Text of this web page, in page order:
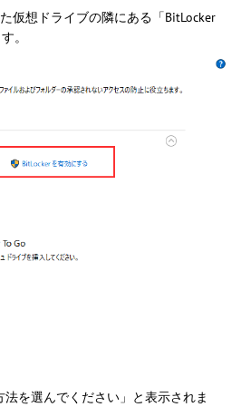
仮想ドライブの隣にある「BitLocker
。
を選んでください」と表示されま